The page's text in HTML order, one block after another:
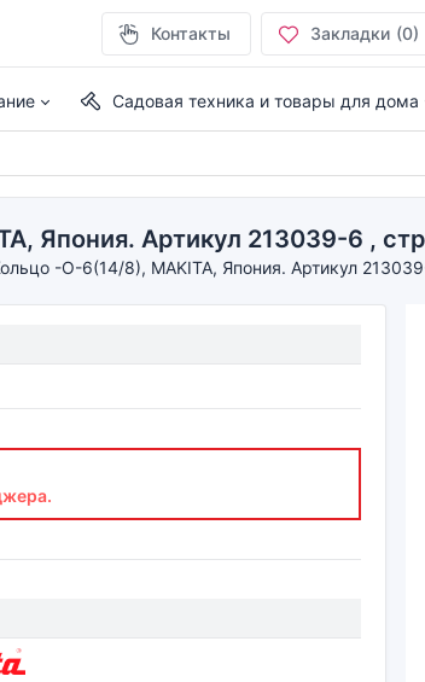
Контакты Закладки (0)
Садовая техника и товары для дома
Япония. Артикул 213039-6 ,
-О-6(14/8), MAKITA, Япония. Артикул